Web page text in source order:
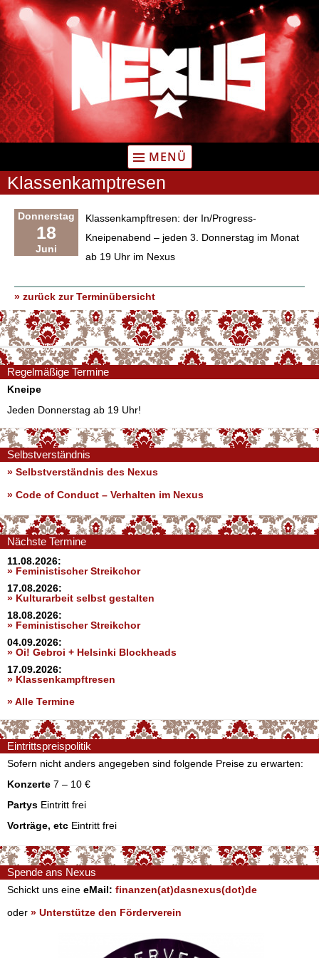
Zum
Inhalt
springen
MENÜ
Klassenkamptresen
Donnerstag
18
Juni
Klassenkampftresen: der In/Progress-
Kneipenabend – jeden 3. Donnerstag im Monat
ab 19 Uhr im Nexus
» zurück zur Terminübersicht
Regelmäßige Termine
Kneipe
Jeden Donnerstag ab 19 Uhr!
Selbstverständnis
» Selbstverständnis des Nexus
» Code of Conduct – Verhalten im Nexus
Nächste Termine
11.08.2026:
» Feministischer Streikchor
17.08.2026:
» Kulturarbeit selbst gestalten
18.08.2026:
» Feministischer Streikchor
04.09.2026:
» Oi! Gebroi + Helsinki Blockheads
17.09.2026:
» Klassenkampftresen
» Alle Termine
Eintrittspreispolitik
Sofern nicht anders angegeben sind folgende Preise zu erwarten:
Konzerte 7 – 10 €
Partys Eintritt frei
Vorträge, etc Eintritt frei
Spende ans Nexus
Schickt uns eine eMail: finanzen(at)dasnexus(dot)de
oder » Unterstütze den Förderverein